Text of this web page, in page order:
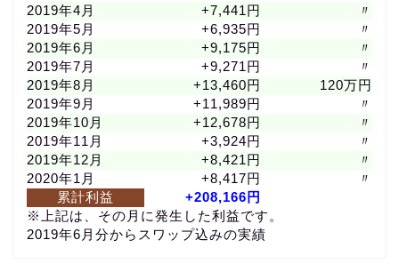
2019年4月
+7,441円
〃
2019年5月
+6,935円
〃
2019年6月
+9,175円
〃
2019年7月
+9,271円
〃
2019年8月
+13,460円
120万円
2019年9月
+11,989円
〃
2019年10月
+12,678円
〃
2019年11月
+3,924円
〃
2019年12月
+8,421円
〃
2020年1月
+8,417円
〃
累計利益
+208,166円
※上記は、その月に発生した利益です。
2019年6月分からスワップ込みの実績